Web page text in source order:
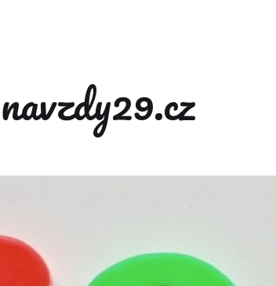
navzdy29.cz